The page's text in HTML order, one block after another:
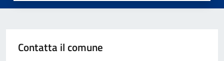
Contatta il comune